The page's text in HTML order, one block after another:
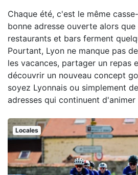
Chaque été, c'est le même
bonne adresse ouverte alors
restaurants et bars ferment
Pourtant, Lyon ne manque pas
les vacances, partager un repas
découvrir un nouveau concept
soyez Lyonnais ou simplement
adresses qui continuent
Locales